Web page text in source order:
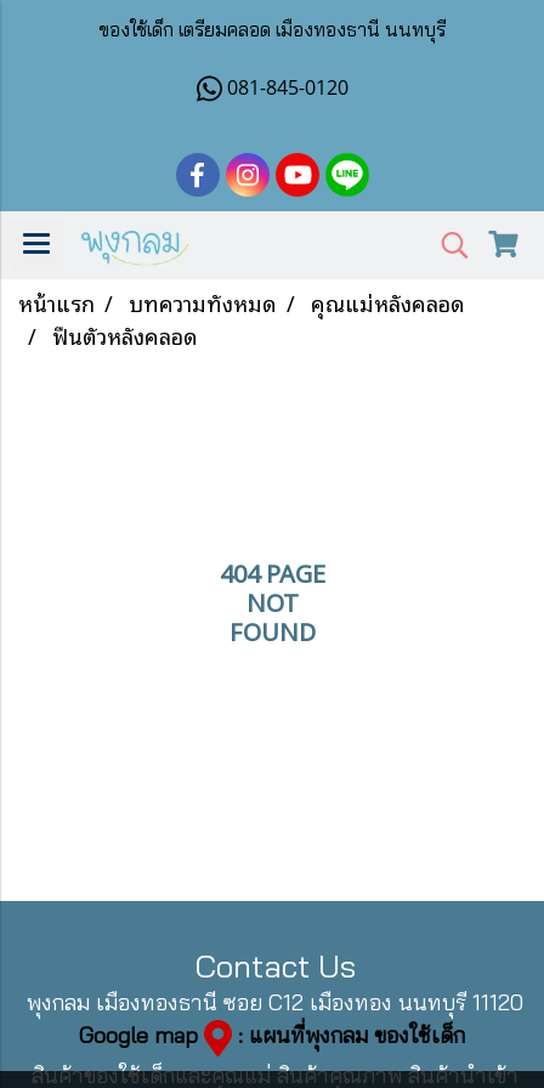
ของใช้เด็ก เตรียมคลอด เมืองทองธานี นนทบุรี
081-845-0120
หน้าแรก บทความทั้งหมด
คุณแม่หลังคลอด
ฟื้นตัวหลังคลอด
404 PAGE
NOT
FOUND
Contact Us
พุงกลม เมืองทองธานี ซอย C12 เมืองทอง นนทบุรี 11120
Google map
: แผนที่พุงกลม ของใช้เด็ก
สินค้าของใช้เด็กและคุณแม่ สินค้าคุณภาพ สินค้านำเข้า